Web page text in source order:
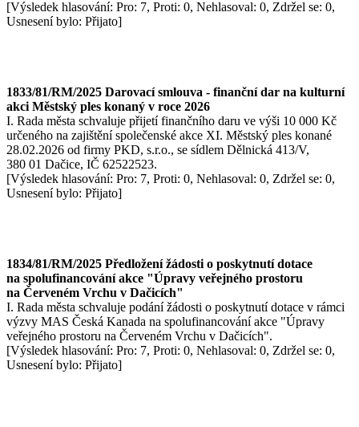
[Výsledek hlasování: Pro: 7, Proti: 0, Nehlasoval: 0, Zdržel se: 0,
Usnesení bylo: Přijato]
1833/81/RM/2025 Darovací smlouva - finanční dar na kulturní
akci Městský ples konaný v roce 2026
I. Rada města schvaluje přijetí finančního daru ve výši 10 000 Kč
určeného na zajištění společenské akce XI. Městský ples konané
28.02.2026 od firmy PKD, s.r.o., se sídlem Dělnická 413/V,
380 01 Dačice, IČ 62522523.
[Výsledek hlasování: Pro: 7, Proti: 0, Nehlasoval: 0, Zdržel se: 0,
Usnesení bylo: Přijato]
1834/81/RM/2025 Předložení žádosti o poskytnutí dotace
na spolufinancování akce "Úpravy veřejného prostoru
na Červeném Vrchu v Dačicích"
I. Rada města schvaluje podání žádosti o poskytnutí dotace v rámci
výzvy MAS Česká Kanada na spolufinancování akce "Úpravy
veřejného prostoru na Červeném Vrchu v Dačicích".
[Výsledek hlasování: Pro: 7, Proti: 0, Nehlasoval: 0, Zdržel se: 0,
Usnesení bylo: Přijato]